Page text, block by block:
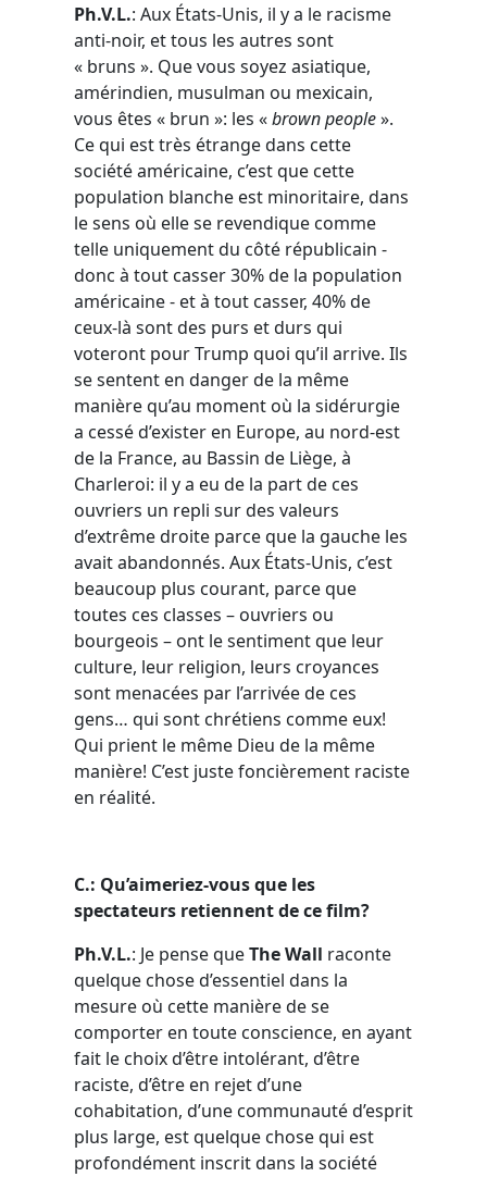
Ph.V.L.: Aux États-Unis, il y a le racisme
anti-noir, et tous les autres sont
« bruns ». Que vous soyez asiatique,
amérindien, musulman ou mexicain,
vous êtes « brun »: les «brown people».
Ce qui est très étrange dans cette
société américaine, c’est que cette
population blanche est minoritaire, dans
le sens où elle se revendique comme
telle uniquement du côté républicain -
donc à tout casser 30% de la population
américaine - et à tout casser, 40% de
ceux-là sont des purs et durs qui
voteront pour Trump quoi qu’il arrive. Ils
se sentent en danger de la même
manière qu’au moment où la sidérurgie
a cessé d’exister en Europe, au nord-est
de la France, au Bassin de Liège, à
Charleroi: il y a eu de la part de ces
ouvriers un repli sur des valeurs
d’extrême droite parce que la gauche les
avait abandonnés. Aux États-Unis, c’est
beaucoup plus courant, parce que
toutes ces classes – ouvriers ou
bourgeois – ont le sentiment que leur
culture, leur religion, leurs croyances
sont menacées par l’arrivée de ces
gens… qui sont chrétiens comme eux!
Qui prient le même Dieu de la même
manière! C’est juste foncièrement raciste
en réalité.
C.: Qu’aimeriez-vous que les
spectateurs retiennent de ce film?
Ph.V.L.: Je pense queThe Wall raconte
quelque chose d’essentiel dans la
mesure où cette manière de se
comporter en toute conscience, en ayant
fait le choix d’être intolérant, d’être
raciste, d’être en rejet d’une
cohabitation, d’une communauté d’esprit
plus large, est quelque chose qui est
profondément inscrit dans la société